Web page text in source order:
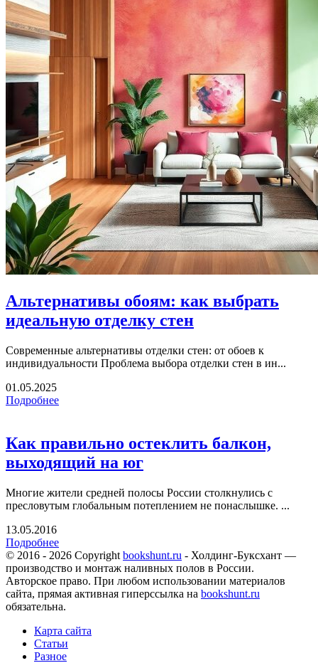
Альтернативы обоям: как выбрать
идеальную отделку стен
Современные альтернативы отделки стен: от обоев к
индивидуальности Проблема выбора отделки стен в ин...
01.05.2025
Подробнее
Как правильно остеклить балкон,
выходящий на юг
Многие жители средней полосы России столкнулись с
пресловутым глобальным потеплением не понаслышке. ...
13.05.2016
Подробнее
© 2016 - 2026 Copyright bookshunt.ru - Холдинг-Буксхант —
производство и монтаж наливных полов в России.
Авторское право. При любом использовании материалов
сайта, прямая активная гиперссылка на bookshunt.ru
обязательна.
Карта сайта
Статьи
Разное